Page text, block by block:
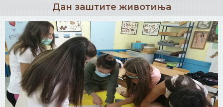
Дан заштите животиња